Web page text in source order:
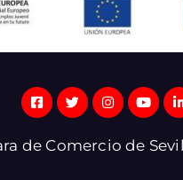
de Comercio de